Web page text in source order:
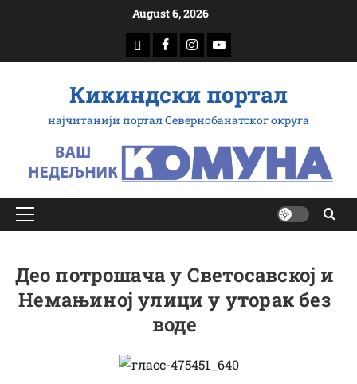
August 6, 2026
доwнлоад
Фацебоок
Инстаграм
Yоутубе
Кикиндски портал
најчитанији портал Севернобанатског округа
Примарy
Део потрошача у Светосавској и
Немањиној улици у уторак без
воде